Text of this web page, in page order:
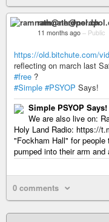
11 months ago – Public
https://old.bitchute.com/
reflecting on march last
#free ?
#Simple #PSYOP Says!
Simple PSYOP Says!
We are also live on:
Holy Land Radio: https://
"Fockham Hall" for
pumped into their arm
0 comments